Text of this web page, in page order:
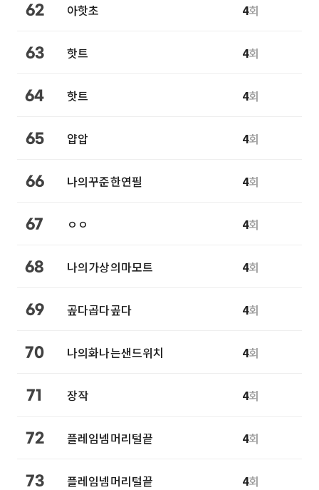
62 아핫초 4회
63 핫트 4회
64 핫트 4회
65 얍압 4회
66 나의꾸준한연필 4회
67 ㅇㅇ 4회
68 나의가상의마모트 4회
69 곺다곱다곺다 4회
70 나의화나는샌드위치 4회
71 장작 4회
72 플레임넴머리털끝 4회
73 플레임넴머리털끝 4회